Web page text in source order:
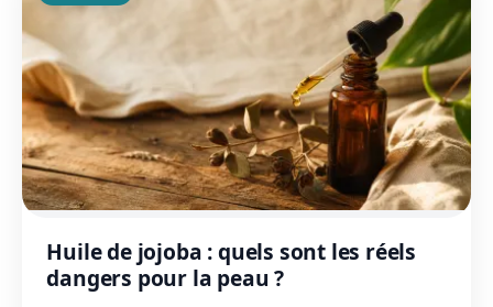
Huile de jojoba : quels sont les réels
dangers pour la peau ?